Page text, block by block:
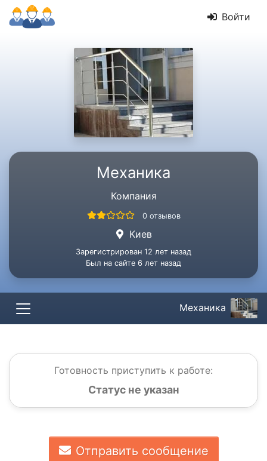
Войти
Механика
Компания
0 отзывов
Киев
Зарегистрирован 12 лет назад
Был на сайте 6 лет назад
Механика
Готовность приступить к работе:
Статус не указан
Отправить сообщение